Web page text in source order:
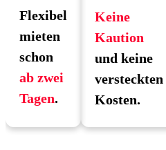
Flexibel
mieten
schon
ab zwei
Tagen.
Keine
Kaution
und keine
versteckten
Kosten.